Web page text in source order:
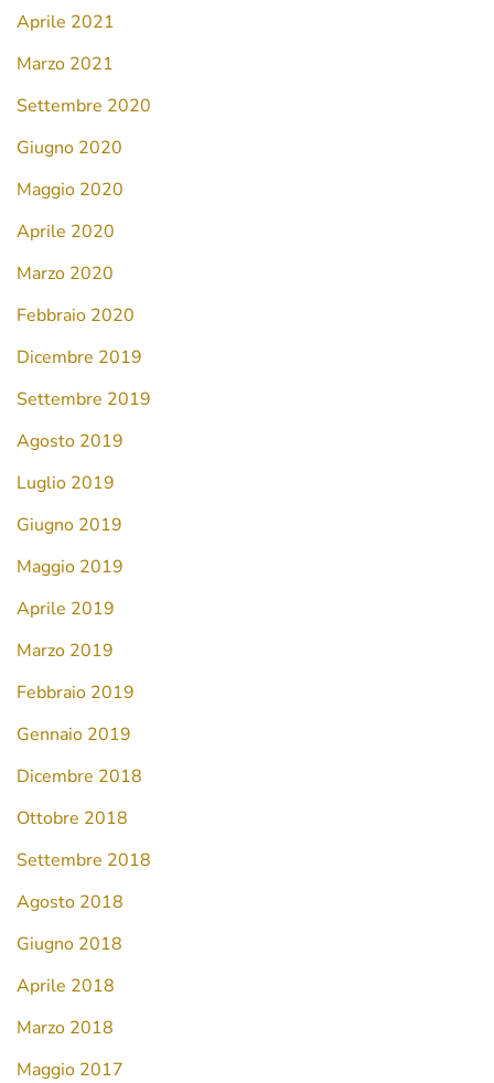
Aprile 2021
Marzo 2021
Settembre 2020
Giugno 2020
Maggio 2020
Aprile 2020
Marzo 2020
Febbraio 2020
Dicembre 2019
Settembre 2019
Agosto 2019
Luglio 2019
Giugno 2019
Maggio 2019
Aprile 2019
Marzo 2019
Febbraio 2019
Gennaio 2019
Dicembre 2018
Ottobre 2018
Settembre 2018
Agosto 2018
Giugno 2018
Aprile 2018
Marzo 2018
Maggio 2017